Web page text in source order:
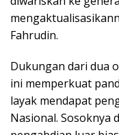
Fahrudin.
Dukungan dari dua
ini memperkuat
layak mendapat
Nasional. Sosoknya